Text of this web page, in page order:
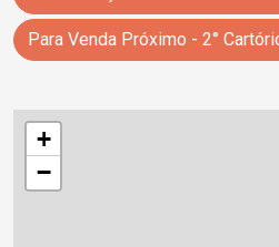
Para Venda Próximo - 2°
+
−